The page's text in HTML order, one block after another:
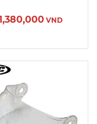
VND